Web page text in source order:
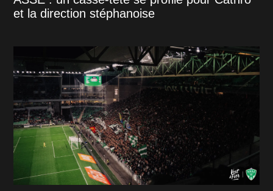
et la direction stéphanoise